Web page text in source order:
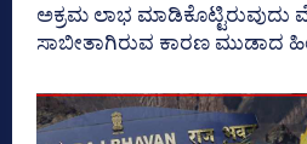
ಅಕ್ರಮ ಲಾಭ ಮಾಡಿಕೊಟ್ಟಿರುವುದು
ಸಾಬೀತಾಗಿರುವ ಕಾರಣ ಮುಡಾದ